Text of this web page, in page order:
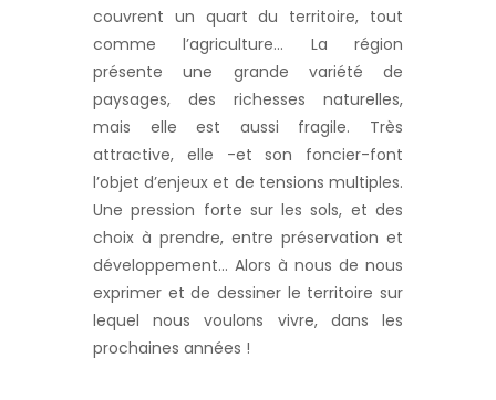
couvrent un quart du territoire, tout
comme l’agriculture… La région
présente une grande variété de
paysages, des richesses naturelles,
mais elle est aussi fragile. Très
attractive, elle -et son foncier-font
l’objet d’enjeux et de tensions multiples.
Une pression forte sur les sols, et des
choix à prendre, entre préservation et
développement… Alors à nous de nous
exprimer et de dessiner le territoire sur
lequel nous voulons vivre, dans les
prochaines années !